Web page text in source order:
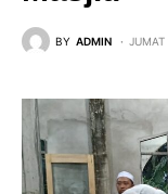
BY ADMIN JUMAT